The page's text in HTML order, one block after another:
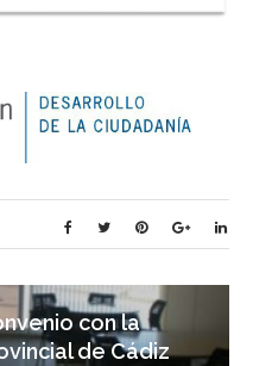
con la
de Cádiz